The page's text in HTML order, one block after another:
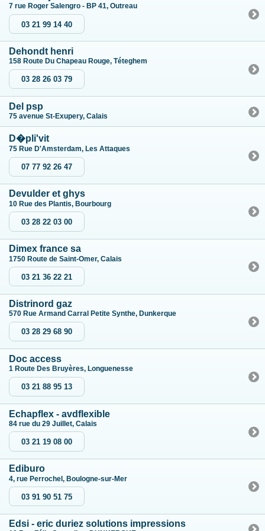
7 rue Roger Salengro - BP 41, Outreau
03 21 99 14 40
Dehondt henri
158 Route Du Chapeau Rouge, Téteghem
03 28 26 03 79
Del psp
75 avenue St-Exupery, Calais
D�pli'vit
75 Rue D'Amsterdam, Les Attaques
07 77 92 26 47
Devulder et ghys
10 Rue des Plantis, Bourbourg
03 28 22 03 00
Dimex france sa
1750 Route de Saint-Omer, Calais
03 21 36 22 21
Distrinord gaz
570 Rue Armand Carral Petite Synthe, Dunkerque
03 28 29 68 90
Doc access
1 Route Des Bruyères, Longuenesse
03 21 88 95 13
Echapflex - avdflexible
84 rue du 29 Juillet, Calais
03 21 19 08 00
Ediburo
4, rue Perrochel, Boulogne-sur-Mer
03 91 90 51 75
Edsi - eric duriez solutions impressions